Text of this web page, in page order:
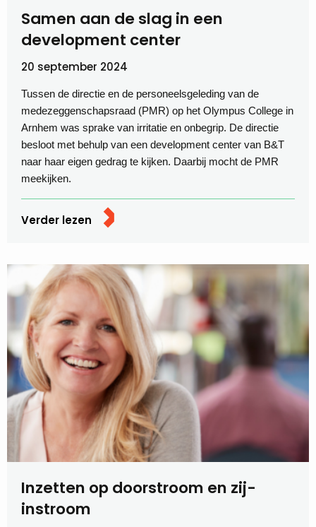
Samen aan de slag in een
development center
20 september 2024
Tussen de directie en de personeelsgeleding van de
medezeggenschapsraad (PMR) op het Olympus College in
Arnhem was sprake van irritatie en onbegrip. De directie
besloot met behulp van een development center van B&T
naar haar eigen gedrag te kijken. Daarbij mocht de PMR
meekijken.
Verder lezen
Inzetten op doorstroom en zij-
instroom